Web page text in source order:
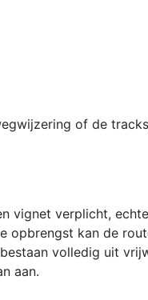
of de
vignet verplicht,
opbrengst kan de
volledig uit
aan.